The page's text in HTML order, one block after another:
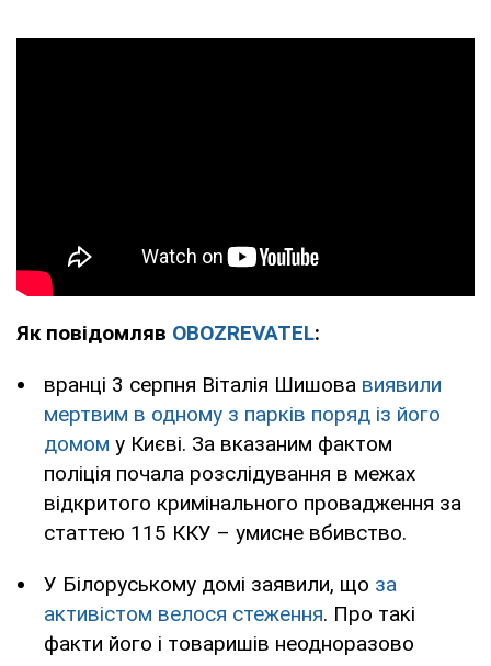
Як повідомляв OBOZREVATEL:
вранці 3 серпня Віталія Шишова виявили
мертвим в одному з парків поряд із його
домом у Києві. За вказаним фактом
поліція почала розслідування в межах
відкритого кримінального провадження за
статтею 115 ККУ – умисне вбивство.
У Білоруському домі заявили, що за
активістом велося стеження. Про такі
факти його і товаришів неодноразово